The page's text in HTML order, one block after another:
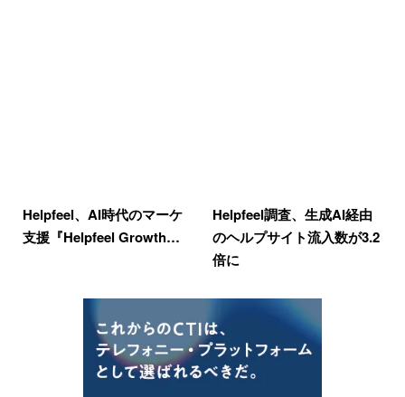
Helpfeel、AI時代のマーケ
支援『Helpfeel Growth…
Helpfeel調査、生成AI経由
のヘルプサイト流入数が3.2
倍に